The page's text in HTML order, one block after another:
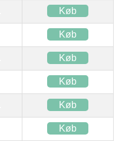
Køb
Køb
Køb
Køb
Køb
Køb